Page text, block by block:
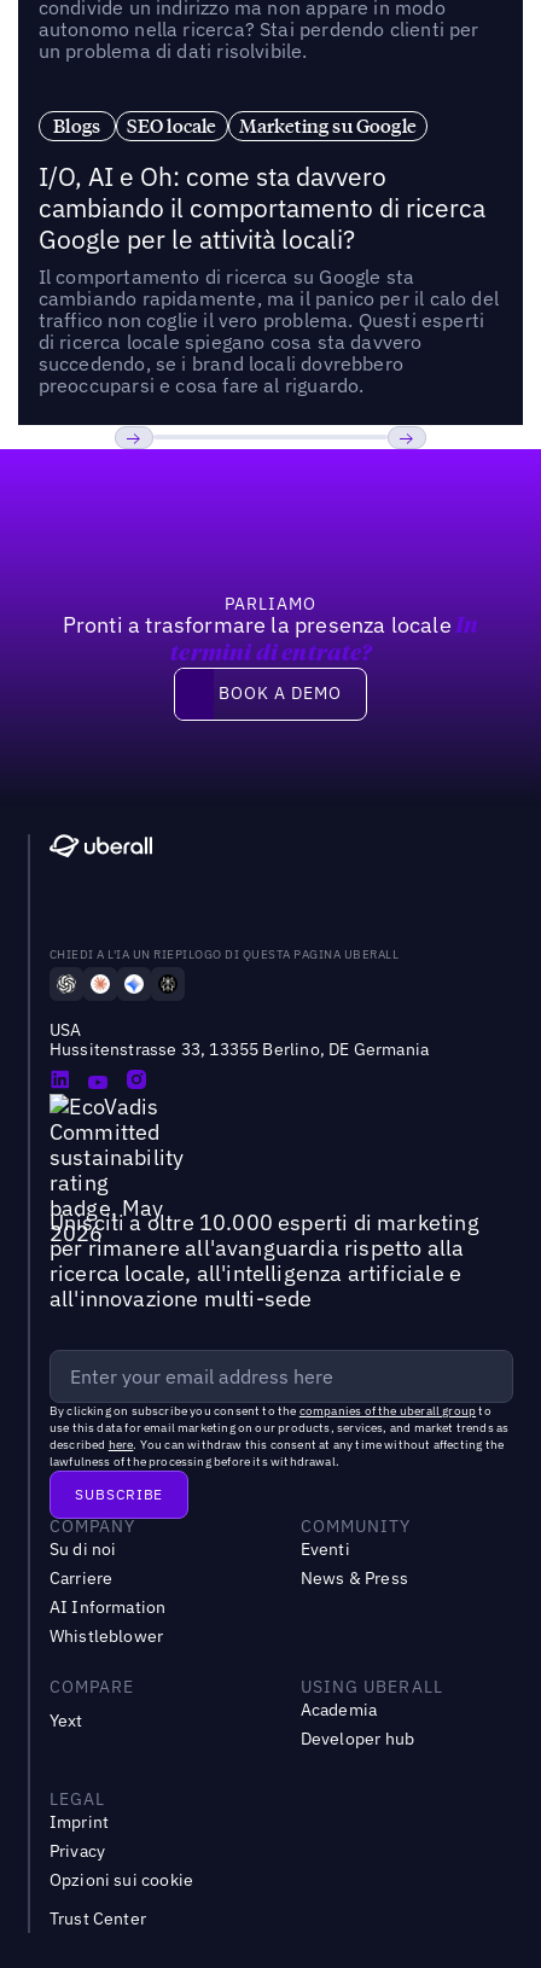
condivide un indirizzo ma non appare in modo
autonomo nella ricerca? Stai perdendo clienti per
un problema di dati risolvibile.
Blogs SEO locale Marketing su Google
I/O, AI e Oh: come sta davvero
cambiando il comportamento di ricerca
Google per le attività locali?
Il comportamento di ricerca su Google sta
cambiando rapidamente, ma il panico per il calo del
traffico non coglie il vero problema. Questi esperti
di ricerca locale spiegano cosa sta davvero
succedendo, se i brand locali dovrebbero
preoccuparsi e cosa fare al riguardo.
PARLIAMO
Pronti a trasformare la presenza locale In
termini di entrate?
Book a demo
BOOK A DEMO
CHIEDI A L'IA UN RIEPILOGO DI QUESTA PAGINA UBERALL
USA
Hussitenstrasse 33, 13355 Berlino, DE Germania
Unisciti a oltre 10.000 esperti di marketing
per rimanere all'avanguardia rispetto alla
ricerca locale, all'intelligenza artificiale e
all'innovazione multi-sede
By clicking on subscribe you consent to the companies of the uberall groupto
use this data for email marketing on our products, services, and market trends as
described here. You can withdraw this consent at any time without affecting the
lawfulness of the processing before its withdrawal.
COMPANY
Su di noi
Carriere
AI Information
Whistleblower
COMMUNITY
Eventi
News & Press
COMPARE
Yext
USING UBERALL
Academia
Developer hub
LEGAL
Imprint
Privacy
Opzioni sui cookie
Trust Center